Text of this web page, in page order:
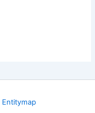
Entitymap